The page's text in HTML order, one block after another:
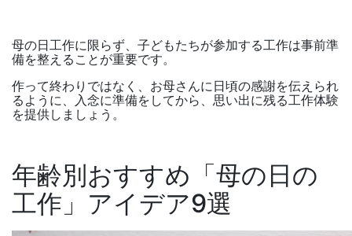
母の日工作に限らず、子どもたちが参加する工作は事前準
備を整えることが重要です。
作って終わりではなく、お母さんに日頃の感謝を伝えられ
るように、入念に準備をしてから、思い出に残る工作体験
を提供しましょう。
年齢別おすすめ「母の日の
工作」アイデア9選